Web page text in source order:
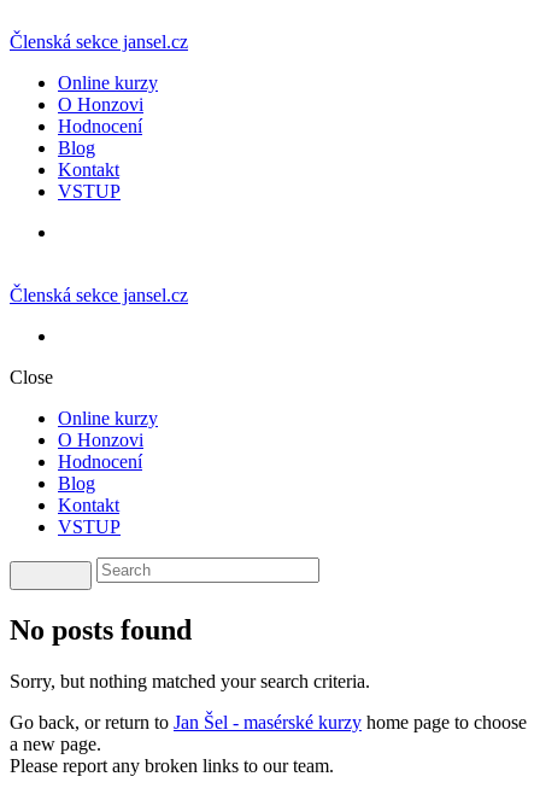
Členská sekce jansel.cz
Online kurzy
O Honzovi
Hodnocení
Blog
Kontakt
VSTUP
Členská sekce jansel.cz
Close
Online kurzy
O Honzovi
Hodnocení
Blog
Kontakt
VSTUP
No posts found
Sorry, but nothing matched your search criteria.
Go back, or return to Jan Šel - masérské kurzy home page to choose
a new page.
Please report any broken links to our team.